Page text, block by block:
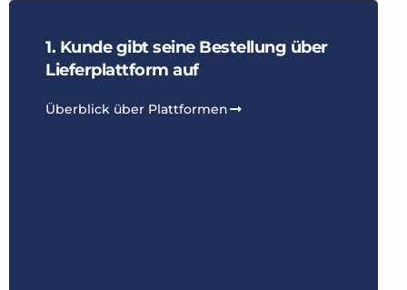
1. Kunde gibt seine Bestellung über
Lieferplattform auf
Überblick über Plattformen